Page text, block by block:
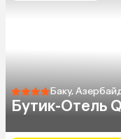
Баку,
Бутик-Отель